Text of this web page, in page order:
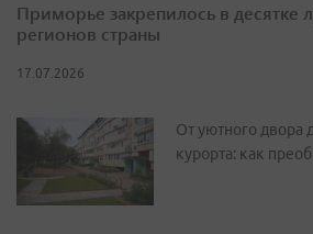
Приморье закрепилось в десятке
регионов страны
17.07.2026
От уютного двора
курорта: как